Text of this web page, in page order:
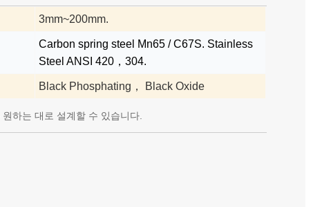
3mm~200mm.
Carbon spring steel Mn65 / C67S. Stainless
Steel ANSI 420，304.
Black Phosphating， Black Oxide
하는 대로 설계할 수 있습니다.